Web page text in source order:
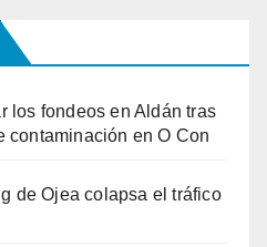
los fondeos en Aldán tras
contaminación en O Con
de Ojea colapsa el tráfico